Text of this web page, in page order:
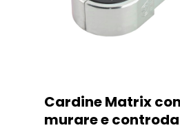
Cardine Matrix
murare e